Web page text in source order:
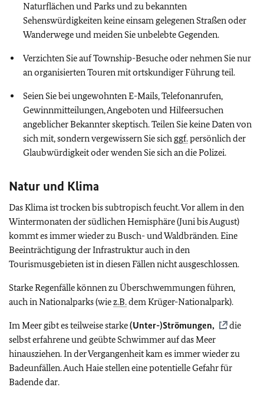
Naturflächen und Parks und zu bekannten
Sehenswürdigkeiten keine einsam gelegenen Straßen oder
Wanderwege und meiden Sie unbelebte Gegenden.
Verzichten Sie auf Township-Besuche oder nehmen Sie nur
an organisierten Touren mit ortskundiger Führung teil.
Seien Sie bei ungewohnten E-Mails, Telefonanrufen,
Gewinnmitteilungen, Angeboten und Hilfeersuchen
angeblicher Bekannter skeptisch. Teilen Sie keine Daten von
sich mit, sondern vergewissern Sie sich ggf.persönlich der
Glaubwürdigkeit oder wenden Sie sich an die Polizei.
Natur und Klima
Das Klima ist trocken bis subtropisch feucht. Vor allem in den
Wintermonaten der südlichen Hemisphäre (Juni bis August)
kommt es immer wieder zu Busch- und Waldbränden. Eine
Beeinträchtigung der Infrastruktur auch in den
Tourismusgebieten ist in diesen Fällen nicht ausgeschlossen.
Starke Regenfälle können zu Überschwemmungen führen,
auch in Nationalparks (wiez.B.dem Krüger-Nationalpark).
Im Meer gibt es teilweise starke(Unter-)Strömungen,
die
selbst erfahrene und geübte Schwimmer auf das Meer
hinausziehen. In der Vergangenheit kam es immer wieder zu
Badeunfällen. Auch Haie stellen eine potentielle Gefahr für
Badende dar.